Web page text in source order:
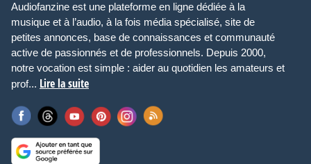
Audiofanzine est une plateforme en ligne dédiée à la
musique et à l’audio, à la fois média spécialisé, site de
petites annonces, base de connaissances et communauté
active de passionnés et de professionnels. Depuis 2000,
notre vocation est simple : aider au quotidien les amateurs et
prof... Lire la suite